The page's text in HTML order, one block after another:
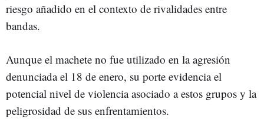
riesgo añadido en el contexto de rivalidades entre
bandas.
Aunque el machete no fue utilizado en la agresión
denunciada el 18 de enero, su porte evidencia el
potencial nivel de violencia asociado a estos grupos y la
peligrosidad de sus enfrentamientos.